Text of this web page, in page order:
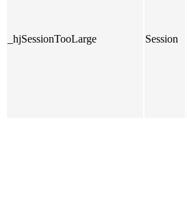
_hjSessionTooLarge Session